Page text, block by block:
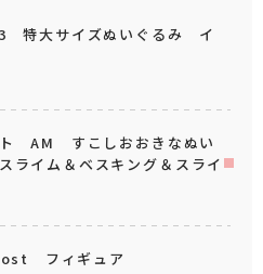
3 特大サイズぬいぐるみ イ
ト AM すこしおおきなぬい
ライム＆ベスキング＆スライ
フィギュア